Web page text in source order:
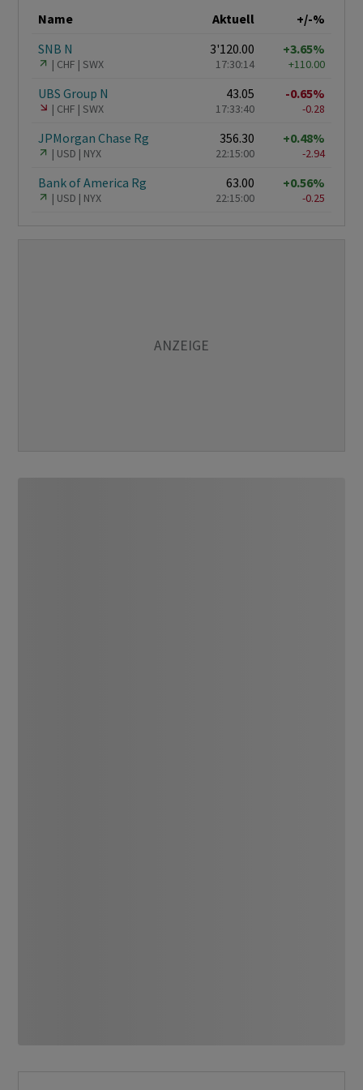
Name Aktuell
+/-%
SNB N
CHF SWX
3'120.00
17:30:14
+3.65%
+110.00
UBS Group N
CHF SWX
43.05
17:33:40
-0.65%
-0.28
JPMorgan Chase Rg
USD NYX
356.30
22:15:00
+0.48%
-2.94
Bank of America Rg
USD NYX
63.00
22:15:00
+0.56%
-0.25